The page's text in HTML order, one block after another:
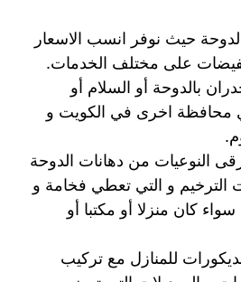
حيث نوفر انسب الاسعار
على مختلف الخدمات.
بالدوحة أو السلام أو
محافظة اخرى في الكويت و
النوعيات من دهانات الدوحة
الترخيم و التي تعطي فخامة و
سواء كان منزلا أو مكتبا أو
للمنازل مع تركيب